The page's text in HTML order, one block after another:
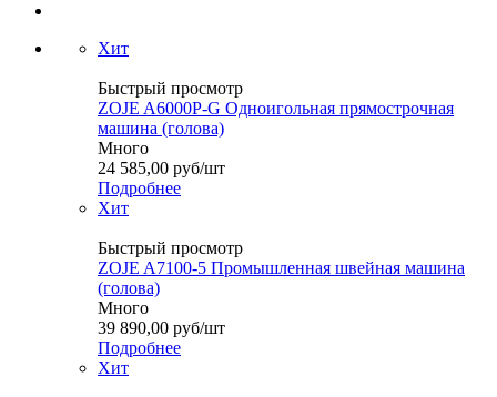
Хит
Быстрый просмотр
ZOJE A6000P-G Одноигольная прямострочная
машина (голова)
Много
24 585,00 руб/шт
Подробнее
Хит
Быстрый просмотр
ZOJE A7100-5 Промышленная швейная машина
(голова)
Много
39 890,00 руб/шт
Подробнее
Хит